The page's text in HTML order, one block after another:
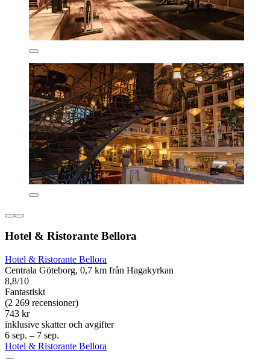
Hotel & Ristorante Bellora
Hotel & Ristorante Bellora
Centrala Göteborg, 0,7 km från Hagakyrkan
8,8/10
Fantastiskt
(2 269 recensioner)
743 kr
inklusive skatter och avgifter
6 sep. – 7 sep.
Hotel & Ristorante Bellora